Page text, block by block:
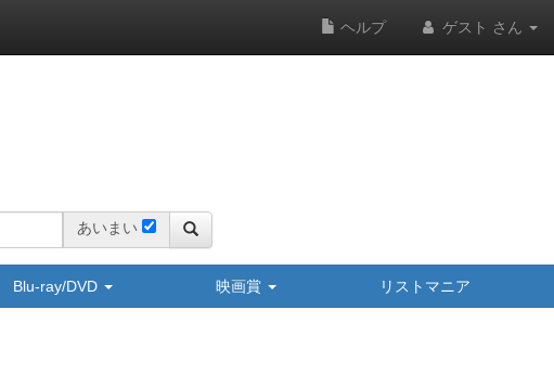
ヘルプ ゲスト さん
あいまい
Blu-ray/DVD 映画賞 リストマニア